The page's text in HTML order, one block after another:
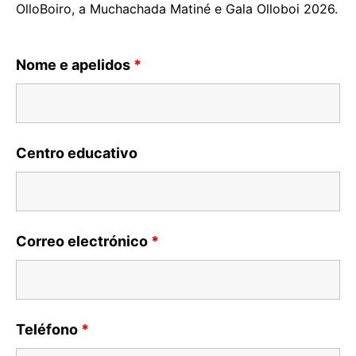
OlloBoiro, a Muchachada Matiné e Gala Olloboi 2026.
Nome e apelidos *
Centro educativo
Correo electrónico *
Teléfono *